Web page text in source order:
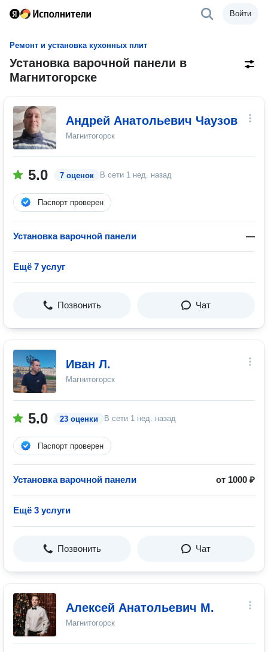
Войти
Ремонт и установка кухонных плит
Установка варочной панели в
Магнитогорске
Андрей Анатольевич Чаузов
Магнитогорск
5.0 7 оценок В сети 1 нед. назад
Паспорт проверен
Установка варочной панели —
Ещё 7 услуг
Позвонить Чат
Иван Л.
Магнитогорск
5.0 23 оценки В сети 1 нед. назад
Паспорт проверен
Установка варочной панели от 1000 ₽
Ещё 3 услуги
Позвонить Чат
Алексей Анатольевич М.
Магнитогорск